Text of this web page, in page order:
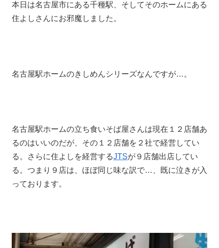
本日は名古屋市にある千種駅、そしてそのホームにある
住よしさんにお邪魔しました。
名古屋駅ホームのきしめんシリーズなんですが…。
名古屋駅ホームの立ち食いそば屋さんは現在１２店舗あ
るのはいいのだが、その１２店舗を２社で経営してい
る。さらに住よしを経営するJTSが９店舗出店してい
る。つまり９店は、ほぼ同じ味な訳で…、既に泣きが入
っております。